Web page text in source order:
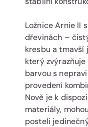
Ložnice Arnie II
dřevinách –
kresbu a
který
barvou s
provedení
Nově je k
materiály,
posteli